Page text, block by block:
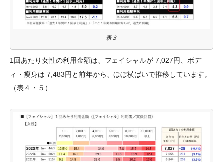
表３
1回あたり女性の利用金額は、フェイシャルが 7,027円、ボデ
ィ・瘦身は 7,483円と前年から、ほぼ横ばいで推移しています。
（表４・５）